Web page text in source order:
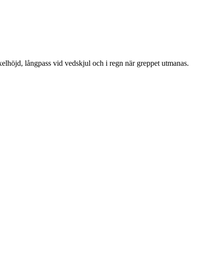
långpass vid vedskjul och i regn när greppet utmanas.